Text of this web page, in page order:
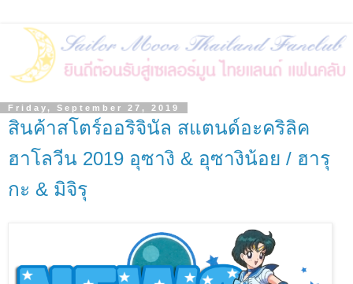
Friday, September 27, 2019
สินค้าสโตร์ออริจินัล สแตนด์อะคริลิค
ฮาโลวีน 2019 อุซางิ & อุซางิน้อย / ฮารุ
กะ & มิจิรุ